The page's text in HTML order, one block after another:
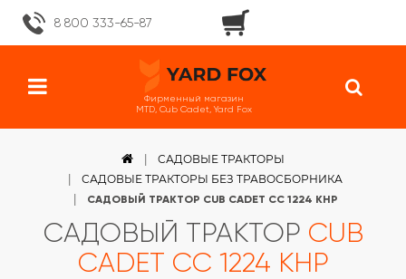
8 800 333-65-87
Фирменный магазин
MTD, Cub Cadet, Yard Fox
САДОВЫЕ ТРАКТОРЫ
САДОВЫЕ ТРАКТОРЫ БЕЗ ТРАВОСБОРНИКА
САДОВЫЙ ТРАКТОР CUB CADET CC 1224 KHP
САДОВЫЙ ТРАКТОР CUB
CADET CC 1224 KHP